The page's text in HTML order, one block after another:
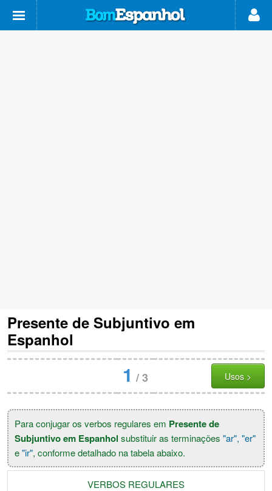
Presente de Subjuntivo em
Espanhol
1 /3 Usos >
Para conjugar os verbos regulares em Presente de
Subjuntivo em Espanhol substituir as terminações "ar", "er"
e"ir", conforme detalhado na tabela abaixo.
VERBOS REGULARES